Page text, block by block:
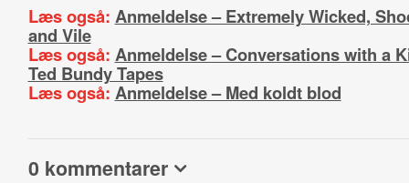
Læs også: Anmeldelse – Extremely Wicked,
and Vile
Læs også: Anmeldelse – Conversations with a
Ted Bundy Tapes
Læs også: Anmeldelse – Med koldt blod
0 kommentarer